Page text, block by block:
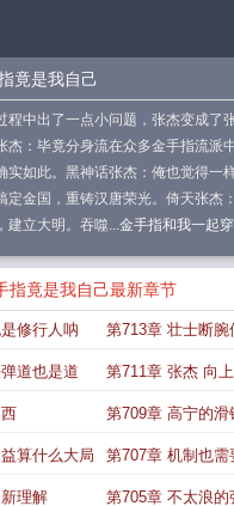
竟是我自己
程中出了一点小问题，张杰变成了
：毕竟分身流在众多金手指流派
实如此。黑神话张杰：俺也觉得一
定金国，重铸汉唐荣光。倚天张杰
建立大明。吞噬...金手指和我一起
指竟是我自己最新章节
修行人呐 第713章 壮士断腕
道也是道 第711章 张杰 向
能越级而战的
第709章 高宁的滑
算什么大局 第707章 机制也
理解 第705章 不太浪的